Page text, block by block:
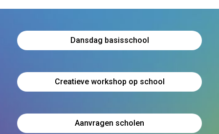
Dansdag basisschool
Creatieve workshop op school
Aanvragen scholen